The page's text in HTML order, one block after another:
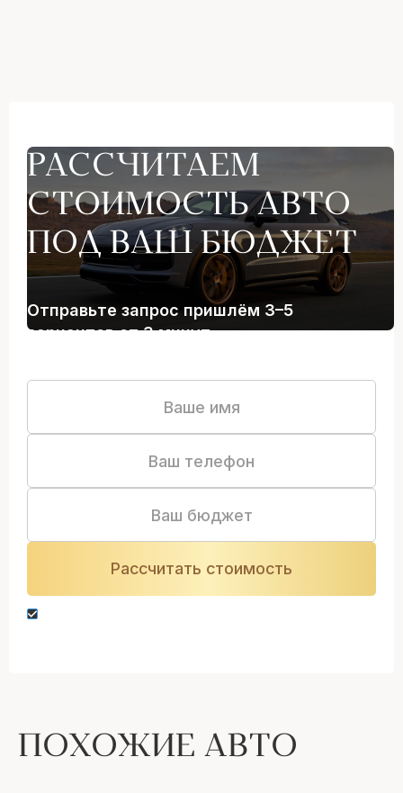
РАССЧИТАЕМ
СТОИМОСТЬ АВТО
ПОД ВАШ БЮДЖЕТ
Отправьте запрос пришлём 3–5
вариантов от 3 минут
ПОХОЖИЕ АВТО